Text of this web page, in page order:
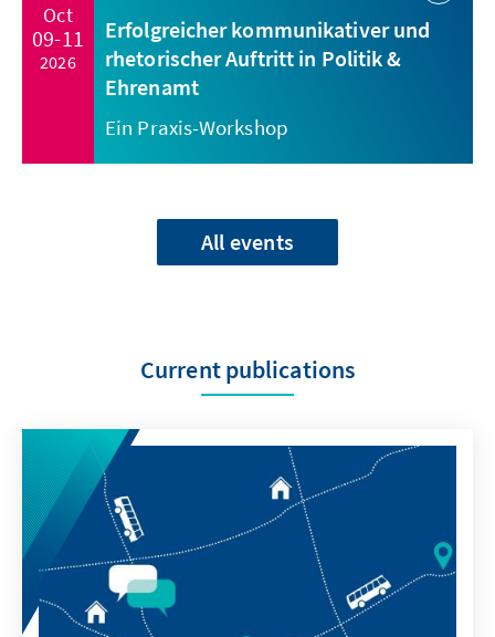
Oct
09-11
2026
Erfolgreicher kommunikativer und
rhetorischer Auftritt in Politik &
Ehrenamt
Ein Praxis-Workshop
All events
Current publications